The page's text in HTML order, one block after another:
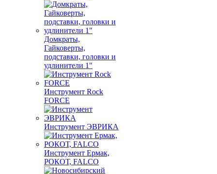
Домкраты,
Гайковерты,
подставки, головки и
удлинители 1"
Инструмент Rock
FORCE
Инструмент ЭВРИКА
Инструмент Ермак,
РОКОТ, FALCO